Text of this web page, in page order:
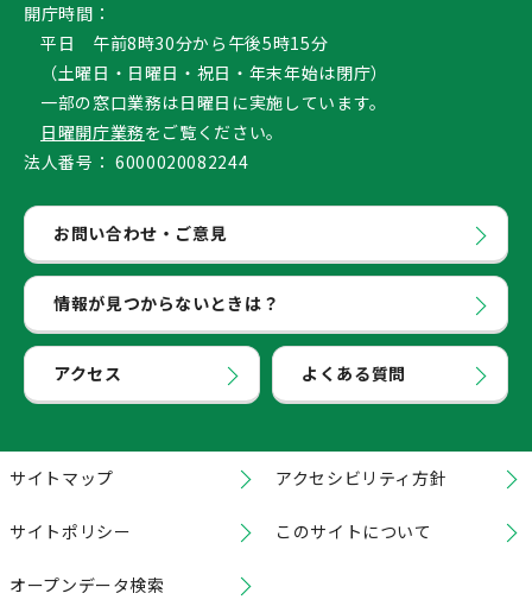
開庁時間：
平日 午前8時30分から午後5時15分
（土曜日・日曜日・祝日・年末年始は閉庁）
一部の窓口業務は日曜日に実施しています。
日曜開庁業務をご覧ください。
法人番号： 6000020082244
お問い合わせ・ご意見
情報が見つからないときは？
アクセス よくある質問
サイトマップ アクセシビリティ方針
サイトポリシー このサイトについて
オープンデータ検索